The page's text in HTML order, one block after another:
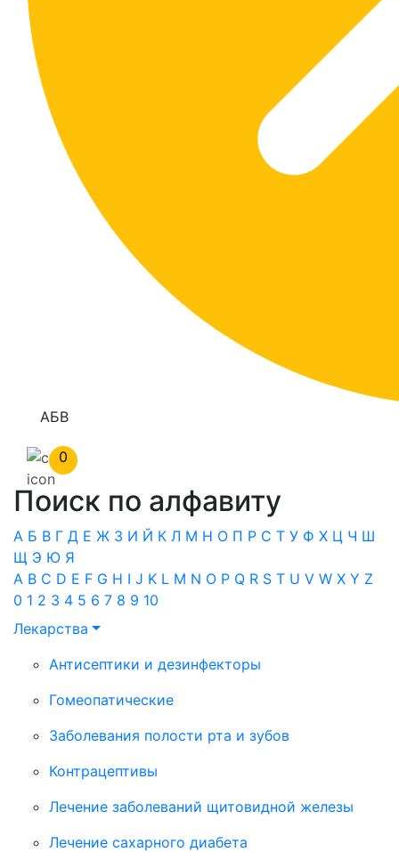
АБВ
0
Поиск по алфавиту
А Б В Г Д Е Ж З И Й К Л М Н О П Р С Т У Ф Х Ц Ч Ш
Щ Э Ю Я
A B C D E F G H I J K L M N O P Q R S T U V W X Y Z
0 1 2 3 4 5 6 7 8 9 10
Лекарства
Антисептики и дезинфекторы
Гомеопатические
Заболевания полости рта и зубов
Контрацептивы
Лечение заболеваний щитовидной железы
Лечение сахарного диабета